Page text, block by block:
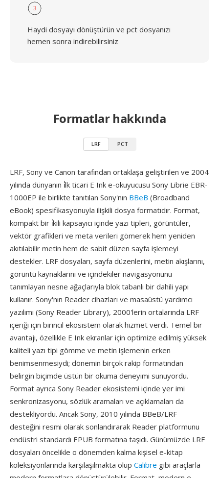
3
Haydi dosyayı dönüştürün ve pct dosyanızı
hemen sonra indirebilirsiniz
Formatlar hakkında
LRF PCT
LRF, Sony ve Canon tarafından ortaklaşa geliştirilen ve 2004
yılında dünyanın i̇lk ticari E Ink e-okuyucusu Sony Librie EBR-
1000EP ile birlikte tanıtılan Sony'nın BBeB (Broadband
eBook) spesifikasyonuyla ilişkili dosya formatıdır. Format,
kompakt bir i̇kili kapsayıcı içinde yazı tipleri, görüntüler,
vektör grafikleri ve meta verileri gömerek hem yeniden
akıtılabilir metin hem de sabit düzen sayfa işlemeyi
destekler. LRF dosyaları, sayfa düzenlerini, metin akışlarını,
görüntü kaynaklarını ve içindekiler navigasyonunu
tanımlayan nesne ağaçlarıyla blok tabanlı bir dahili yapı
kullanır. Sony'nın Reader cihazları ve masaüstü yardımcı
yazılımı (Sony Reader Library), 2000'lerin ortalarında LRF
içeriği için birincil ekosistem olarak hizmet verdi. Temel bir
avantajı, özellikle E Ink ekranlar için optimize edilmiş yüksek
kaliteli yazı tipi gömme ve metin işlemenin erken
benimsenmesiydi; dönemin birçok rakip formatından
belirgin biçimde üstün bir okuma deneyimi sunuyordu.
Format ayrıca Sony Reader ekosistemi içinde yer imi
senkronizasyonu, sözlük aramaları ve açıklamaları da
destekliyordu. Ancak Sony, 2010 yılında BBeB/LRF
desteğini resmi olarak sonlandırarak Reader platformunu
endüstri standardı EPUB formatına taşıdı. Günümüzde LRF
dosyaları öncelikle o dönemden kalma kişisel e-kitap
koleksiyonlarında karşılaşılmakta olup Calibre gibi araçlarla